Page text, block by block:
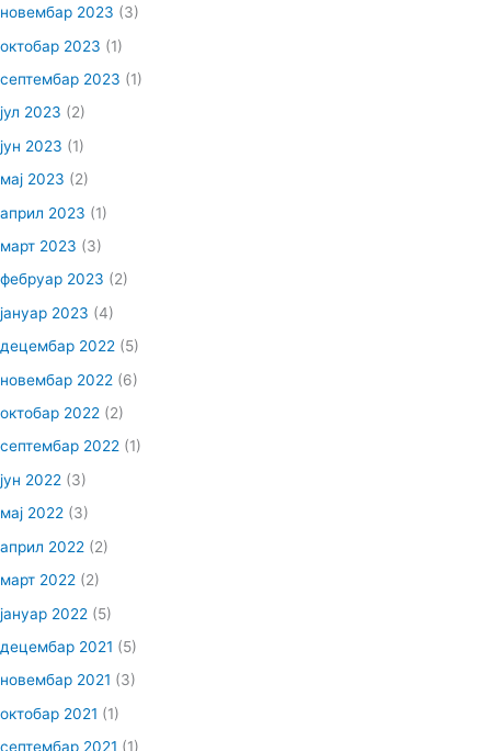
новембар 2023 (3)
октобар 2023 (1)
септембар 2023 (1)
јул 2023 (2)
јун 2023 (1)
мај 2023 (2)
април 2023 (1)
март 2023 (3)
фебруар 2023 (2)
јануар 2023 (4)
децембар 2022 (5)
новембар 2022 (6)
октобар 2022 (2)
септембар 2022 (1)
јун 2022 (3)
мај 2022 (3)
април 2022 (2)
март 2022 (2)
јануар 2022 (5)
децембар 2021 (5)
новембар 2021 (3)
октобар 2021 (1)
септембар 2021 (1)